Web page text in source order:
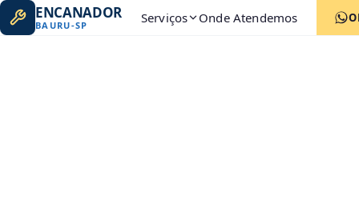
ENCANADOR
BAURU-SP Serviços Onde Atendemos